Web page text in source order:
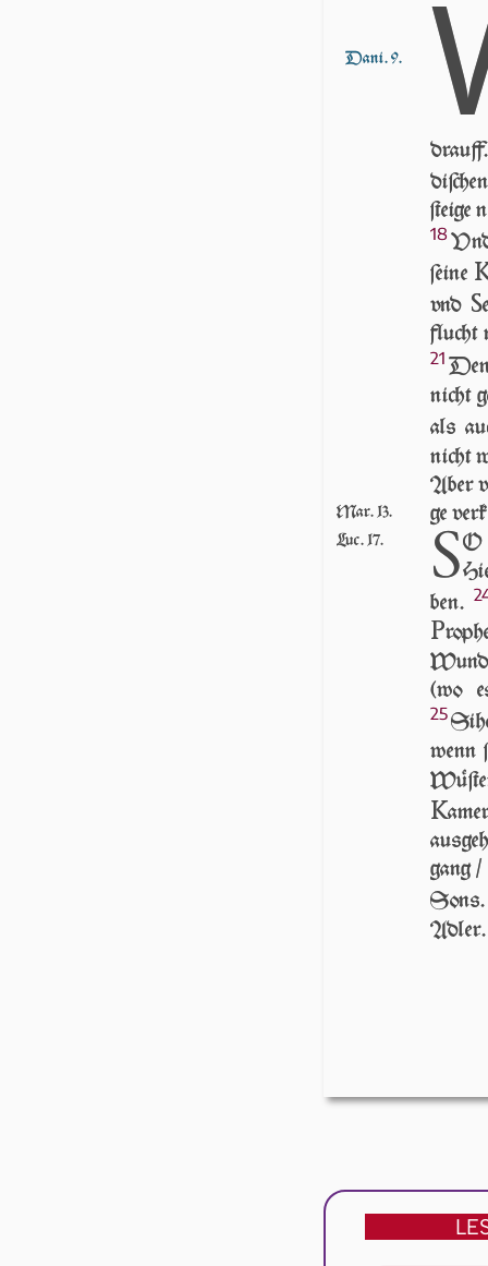
Dani. 9.
Mar. 13.
Luc. 17.
ſtei­ge
18
ſei­ne
vnd S
flucht
21
nicht
als
nicht
Aber
ge
SO
ben.
P
(wo
25
wenn
K
gang /
Adler.